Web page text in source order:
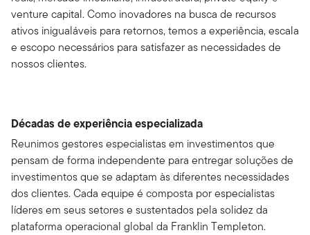
venture capital. Como inovadores na busca de recursos
ativos inigualáveis para retornos, temos a experiência, escala
e escopo necessários para satisfazer as necessidades de
nossos clientes.
Décadas de experiência especializada
Reunimos gestores especialistas em investimentos que
pensam de forma independente para entregar soluções de
investimentos que se adaptam às diferentes necessidades
dos clientes. Cada equipe é composta por especialistas
líderes em seus setores e sustentados pela solidez da
plataforma operacional global da Franklin Templeton.